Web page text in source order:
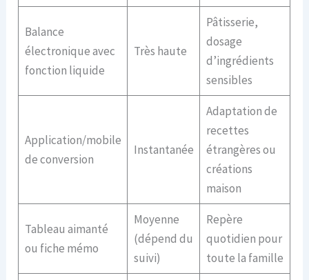
Balance
électronique avec
fonction liquide
Très haute
Pâtisserie,
dosage
d’ingrédients
sensibles
Application/mobile
de conversion
Instantanée
Adaptation de
recettes
étrangères ou
créations
maison
Tableau aimanté
ou fiche mémo
Moyenne
(dépend du
suivi)
Repère
quotidien pour
toute la famille